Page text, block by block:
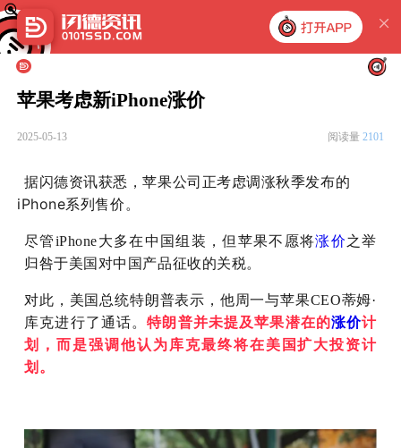
苹果考虑新iPhone涨价
2025-05-13 阅读量 2101
据闪德资讯获悉，苹果公司正考虑调涨秋季发布的
iPhone系列售价。
尽管iPhone大多在中国组装，但苹果不愿将涨价之举
归咎于美国对中国产品征收的关税。
对此，美国总统特朗普表示，他周一与苹果CEO蒂姆·
库克进行了通话。特朗普并未提及苹果潜在的涨价计
划，而是强调他认为库克最终将在美国扩大投资计
划。